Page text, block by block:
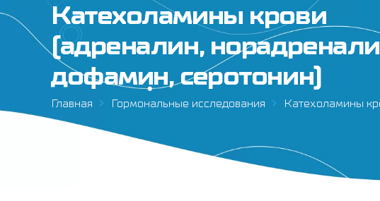
Катехоламины крови
(адреналин,
дофамин, серотонин)
Главная Гормональные исследования Катехоламины